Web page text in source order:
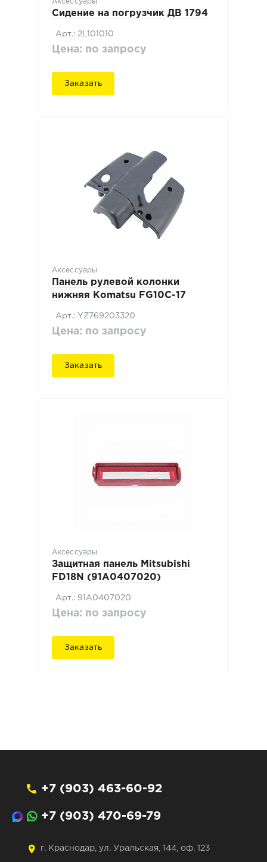
Аксессуары
Сидение на погрузчик ДВ 1794
Арт.: 2L101010
Цена: по запросу
Заказать
Аксессуары
Панель рулевой колонки
нижняя Komatsu FG10C-17
Арт.: YZ769203320
Цена: по запросу
Заказать
Аксессуары
Защитная панель Mitsubishi
FD18N (91A0407020)
Арт.: 91A0407020
Цена: по запросу
Заказать
+7 (903) 463-60-92
+7 (903) 470-69-79
г. Краснодар, ул. Уральская, 144, оф. 123